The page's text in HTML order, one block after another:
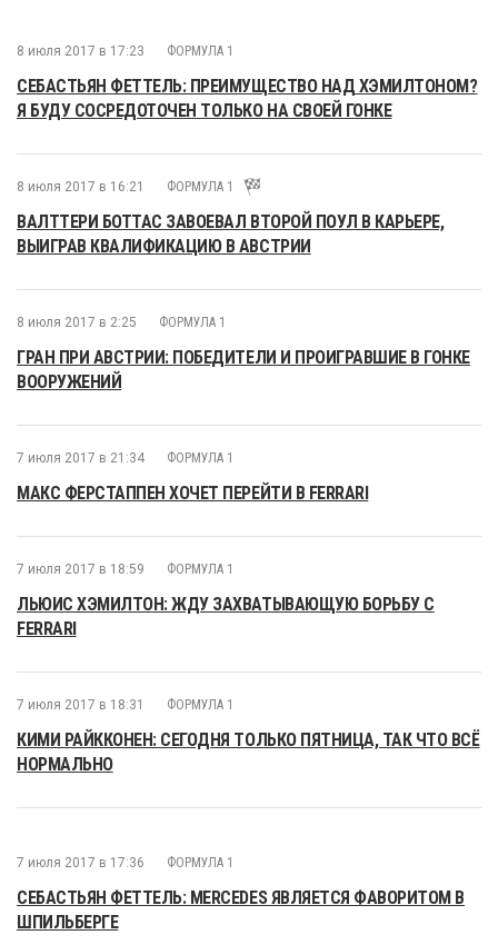
8 июля 2017 в 17:23 ФОРМУЛА 1
СЕБАСТЬЯН ФЕТТЕЛЬ: ПРЕИМУЩЕСТВО НАД ХЭМИЛТОНОМ?
Я БУДУ СОСРЕДОТОЧЕН ТОЛЬКО НА СВОЕЙ ГОНКЕ
8 июля 2017 в 16:21 ФОРМУЛА 1
ВАЛТТЕРИ БОТТАС ЗАВОЕВАЛ ВТОРОЙ ПОУЛ В КАРЬЕРЕ,
ВЫИГРАВ КВАЛИФИКАЦИЮ В АВСТРИИ
8 июля 2017 в 2:25 ФОРМУЛА 1
ГРАН ПРИ АВСТРИИ: ПОБЕДИТЕЛИ И ПРОИГРАВШИЕ В ГОНКЕ
ВООРУЖЕНИЙ
7 июля 2017 в 21:34 ФОРМУЛА 1
МАКС ФЕРСТАППЕН ХОЧЕТ ПЕРЕЙТИ В FERRARI
7 июля 2017 в 18:59 ФОРМУЛА 1
ЛЬЮИС ХЭМИЛТОН: ЖДУ ЗАХВАТЫВАЮЩУЮ БОРЬБУ С
FERRARI
7 июля 2017 в 18:31 ФОРМУЛА 1
КИМИ РАЙККОНЕН: СЕГОДНЯ ТОЛЬКО ПЯТНИЦА, ТАК ЧТО ВСЁ
НОРМАЛЬНО
7 июля 2017 в 17:36 ФОРМУЛА 1
СЕБАСТЬЯН ФЕТТЕЛЬ: MERCEDES ЯВЛЯЕТСЯ ФАВОРИТОМ В
ШПИЛЬБЕРГЕ